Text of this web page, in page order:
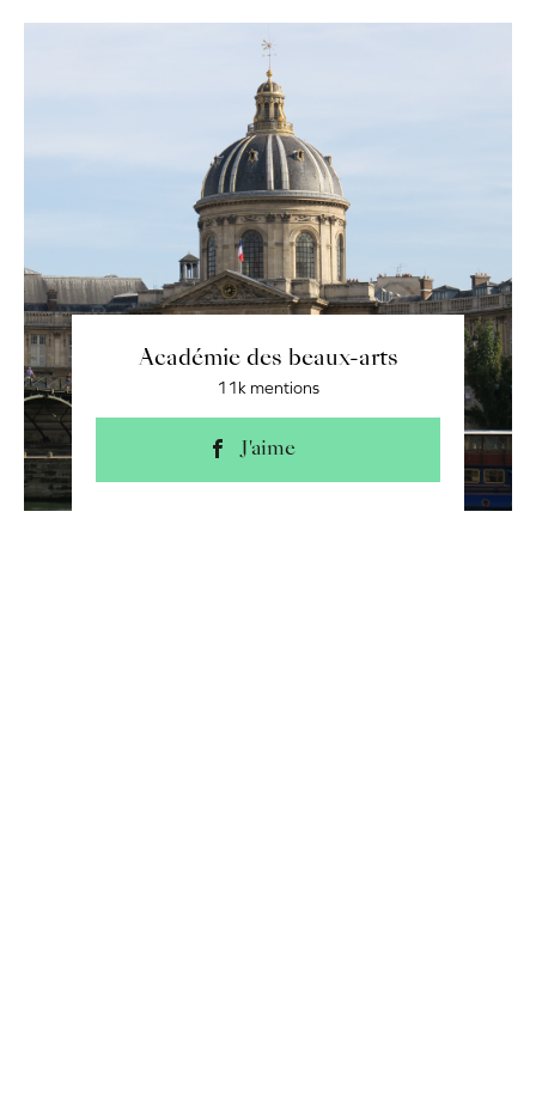
Académie des beaux-arts
11k mentions
J'aime